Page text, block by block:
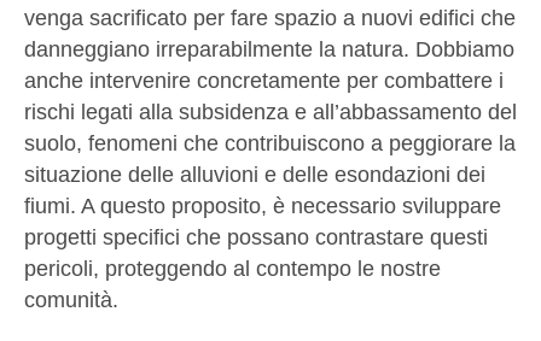
venga sacrificato per fare spazio a nuovi edifici che
danneggiano irreparabilmente la natura. Dobbiamo
anche intervenire concretamente per combattere i
rischi legati alla subsidenza e all’abbassamento del
suolo, fenomeni che contribuiscono a peggiorare la
situazione delle alluvioni e delle esondazioni dei
fiumi. A questo proposito, è necessario sviluppare
progetti specifici che possano contrastare questi
pericoli, proteggendo al contempo le nostre
comunità.